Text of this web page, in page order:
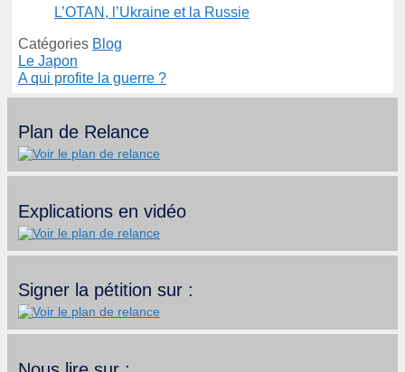
L’OTAN, l’Ukraine et la Russie
Catégories Blog
Le Japon
A qui profite la guerre ?
Plan de Relance
Explications en vidéo
Signer la pétition sur :